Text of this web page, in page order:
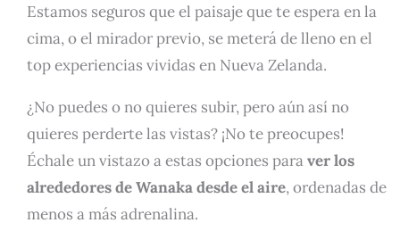
Estamos seguros que el paisaje que te espera en la
cima, o el mirador previo, se meterá de lleno en el
top experiencias vividas en Nueva Zelanda.
¿No puedes o no quieres subir, pero aún así no
quieres perderte las vistas? ¡No te preocupes!
Échale un vistazo a estas opciones paraver los
alrededores de Wanaka desde el aire, ordenadas de
menos a más adrenalina.